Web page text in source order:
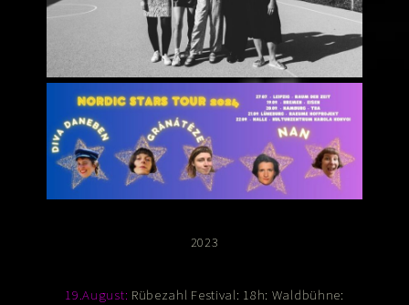
2023
19.August: Rübezahl Festival: 18h: Waldbühne: